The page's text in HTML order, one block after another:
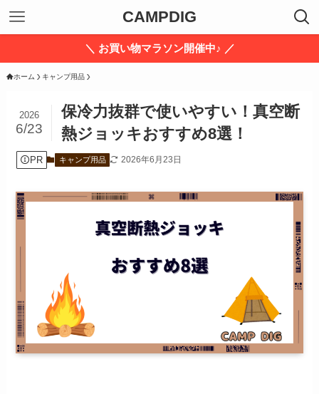
CAMPDIG
＼ お買い物マラソン開催中♪ ／
ホーム キャンプ用品
保冷力抜群で使いやすい！真空断
熱ジョッキおすすめ8選！
2026
6/23
PR キャンプ用品 2026年6月23日